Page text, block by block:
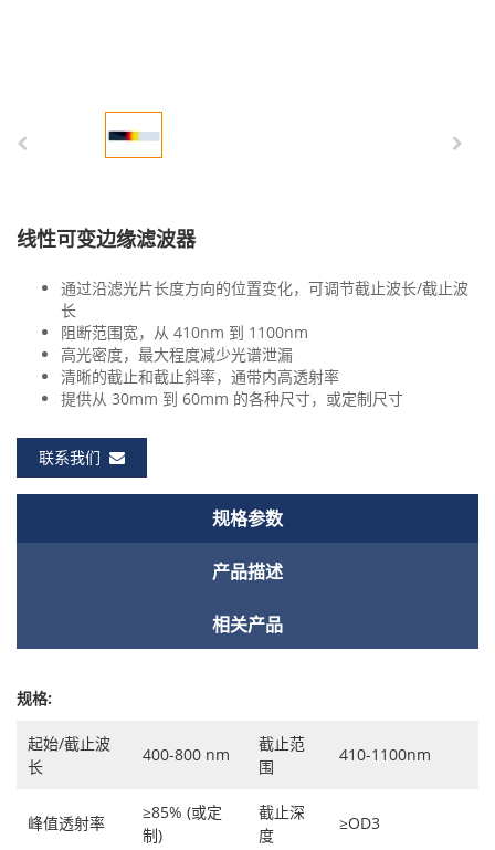
线性可变边缘滤波器
通过沿滤光片长度方向的位置变化，可调节截止波长/截止波
长
阻断范围宽，从 410nm 到 1100nm
高光密度，最大程度减少光谱泄漏
清晰的截止和截止斜率，通带内高透射率
提供从 30mm 到 60mm 的各种尺寸，或定制尺寸
联系我们
规格参数
产品描述
相关产品
规格:
起始/截止波
长
400-800 nm
截止范
围
410-1100nm
峰值透射率
≥85% (或定
制)
截止深
度
≥OD3